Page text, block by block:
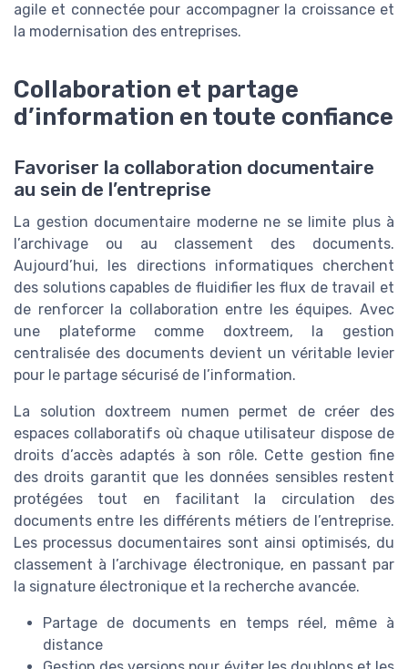
agile et connectée pour accompagner la croissance et
la modernisation des entreprises.
Collaboration et partage
d’information en toute confiance
Favoriser la collaboration documentaire
au sein de l’entreprise
La gestion documentaire moderne ne se limite plus à
l’archivage ou au classement des documents.
Aujourd’hui, les directions informatiques cherchent
des solutions capables de fluidifier les flux de travail et
de renforcer la collaboration entre les équipes. Avec
une plateforme comme doxtreem, la gestion
centralisée des documents devient un véritable levier
pour le partage sécurisé de l’information.
La solution doxtreem numen permet de créer des
espaces collaboratifs où chaque utilisateur dispose de
droits d’accès adaptés à son rôle. Cette gestion fine
des droits garantit que les données sensibles restent
protégées tout en facilitant la circulation des
documents entre les différents métiers de l’entreprise.
Les processus documentaires sont ainsi optimisés, du
classement à l’archivage électronique, en passant par
la signature électronique et la recherche avancée.
Partage de documents en temps réel, même à
distance